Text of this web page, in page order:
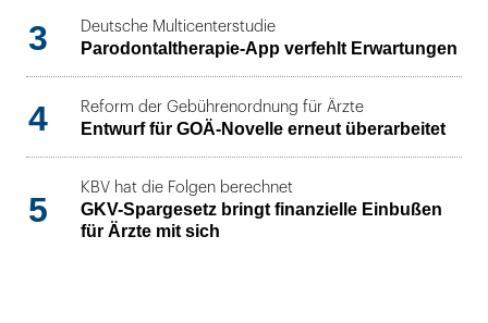
3 Deutsche Multicenterstudie
Parodontaltherapie-App verfehlt Erwartungen
4 Reform der Gebührenordnung für Ärzte
Entwurf für GOÄ-Novelle erneut überarbeitet
5
KBV hat die Folgen berechnet
GKV-Spargesetz bringt finanzielle Einbußen
für Ärzte mit sich